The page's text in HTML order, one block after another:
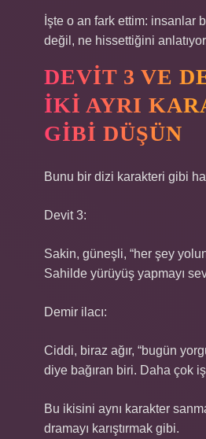
İşte o an fark ettim: insanlar
değil, ne hissettiğini
DEVIT 3 VE
İKI AYRI
GIBI DÜŞÜN
Bunu bir dizi karakteri gibi
Devit 3:
Sakin, güneşli, “her şey
Sahilde yürüyüş yapmayı
Demir ilacı:
Ciddi, biraz ağır, “bugün
diye bağıran biri. Daha çok iş
Bu ikisini aynı karakter
dramayı karıştırmak gibi.